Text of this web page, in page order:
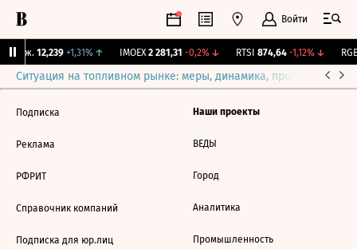
Войти
Бирж. 12,239 +1,31%↑ IMOEX 2 281,31 -0,2%↓ RTSI 874,64 -1,12%↓ RGBI
Ситуация на топливном рынке: меры, динамика, прогнозы
Подписка
Реклама
РФРИТ
Справочник компаний
Подписка для юр.лиц
Наши проекты
ВЕДЫ
Город
Аналитика
Промышленность